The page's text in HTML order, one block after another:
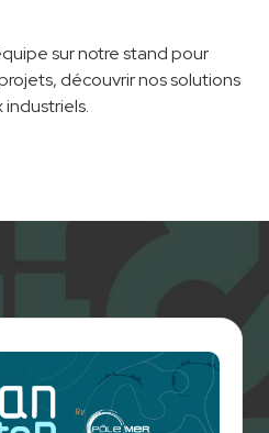
sur notre stand pour
découvrir nos solutions